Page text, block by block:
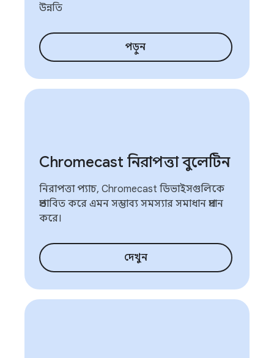
উন্নতি
পড়ুন
Chromecast নিরাপত্তা বুলেটিন
নিরাপত্তা প্যাচ, Chromecast ডিভাইসগুলিকে
প্রভাবিত করে এমন সম্ভাব্য সমস্যার সমাধান প্রদান
করে।
দেখুন